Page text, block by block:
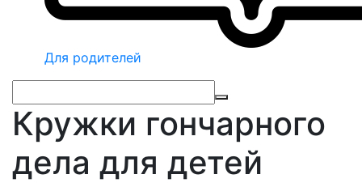
Для родителей
Кружки гончарного
дела для детей